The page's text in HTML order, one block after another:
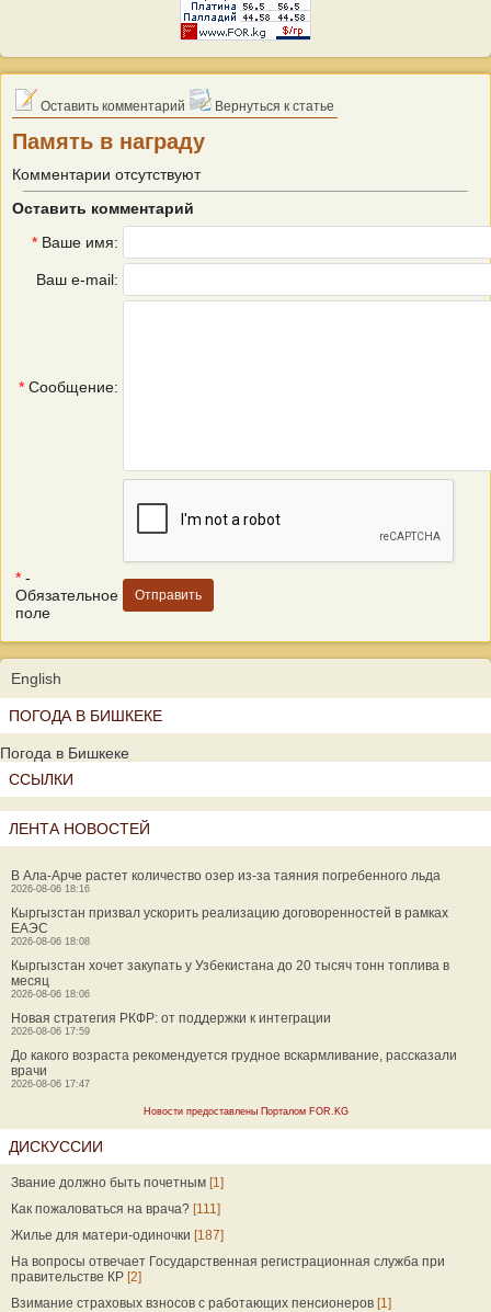
Оставить комментарий Вернуться к статье
Память в награду
Комментарии отсутствуют
Оставить комментарий
* Ваше имя:
Ваш e-mail:
* Сообщение:
* -
Обязательное
поле
English
ПОГОДА В БИШКЕКЕ
Погода в Бишкеке
ССЫЛКИ
ЛЕНТА НОВОСТЕЙ
В Ала-Арче растет количество озер из-за таяния погребенного льда
2026-08-06 18:16
Кыргызстан призвал ускорить реализацию договоренностей в рамках
ЕАЭС
2026-08-06 18:08
Кыргызстан хочет закупать у Узбекистана до 20 тысяч тонн топлива в
месяц
2026-08-06 18:06
Новая стратегия РКФР: от поддержки к интеграции
2026-08-06 17:59
До какого возраста рекомендуется грудное вскармливание, рассказали
врачи
2026-08-06 17:47
Новости предоставлены Порталом FOR.KG
ДИСКУССИИ
Звание должно быть почетным [1]
Как пожаловаться на врача? [111]
Жилье для матери-одиночки [187]
На вопросы отвечает Государственная регистрационная служба при
правительстве КР [2]
Взимание страховых взносов с работающих пенсионеров [1]